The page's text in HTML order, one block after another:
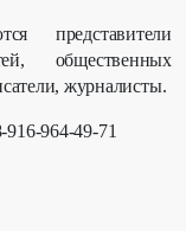
представители
общественных
журналисты.
916-964-49-71